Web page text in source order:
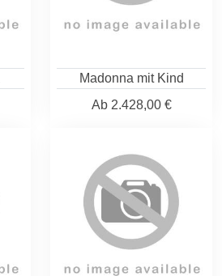
Madonna mit Kind
Ab2.428,00 €